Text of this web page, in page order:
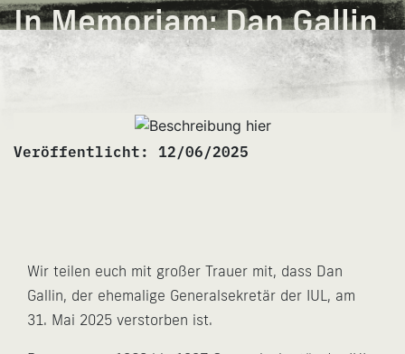
In Memoriam: Dan Gallin
1931-2025
Veröffentlicht: 12/06/2025
Wir teilen euch mit großer Trauer mit, dass Dan
Gallin, der ehemalige Generalsekretär der IUL, am
31. Mai 2025 verstorben ist.